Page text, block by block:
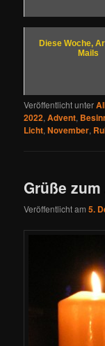
Diese Woche,
Mails
Veröffentlicht unter
2022,Advent,
Licht,November,
Grüße
Veröffentlicht am5.